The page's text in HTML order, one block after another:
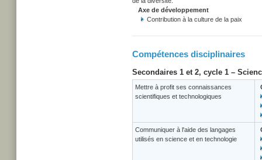
Axe de développement
Contribution à la culture de la paix
Compétences disciplinaires
Secondaires 1 et 2, cycle 1 –
Mettre à profit ses connaissances
scientifiques et technologiques
Communiquer à l'aide des langages
utilisés en science et en technologie